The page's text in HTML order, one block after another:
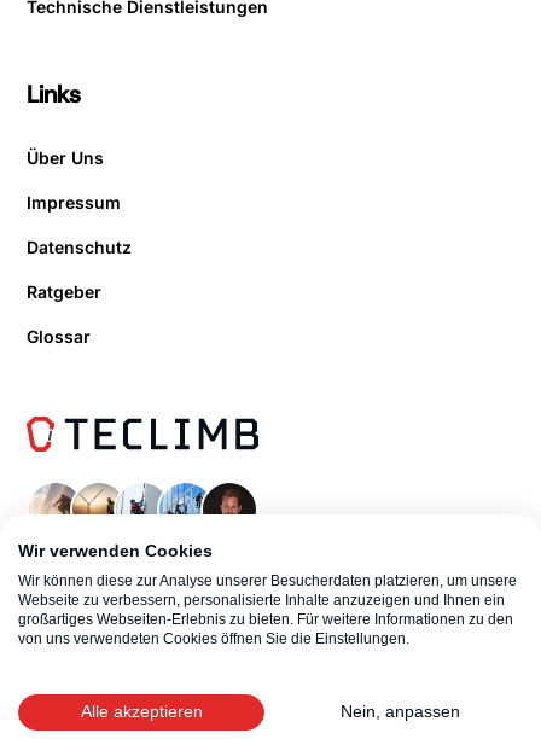
Technische Dienstleistungen
Links
Über Uns
Impressum
Datenschutz
Ratgeber
Glossar
Wir verwenden Cookies
Wir können diese zur Analyse unserer Besucherdaten platzieren, um unsere
Webseite zu verbessern, personalisierte Inhalte anzuzeigen und Ihnen ein
großartiges Webseiten-Erlebnis zu bieten. Für weitere Informationen zu den
von uns verwendeten Cookies öffnen Sie die Einstellungen.
Alle akzeptieren Nein, anpassen